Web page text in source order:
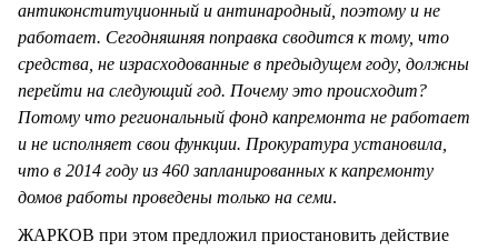
антиконституционный и антинародный, поэтому и не
работает. Сегодняшняя поправка сводится к тому, что
средства, не израсходованные в предыдущем году, должны
перейти на следующий год. Почему это происходит?
Потому что региональный фонд капремонта не работает
и не исполняет свои функции. Прокуратура установила,
что в 2014 году из 460 запланированных к капремонту
домов работы проведены только на семи.
ЖАРКОВ при этом предложил приостановить действие